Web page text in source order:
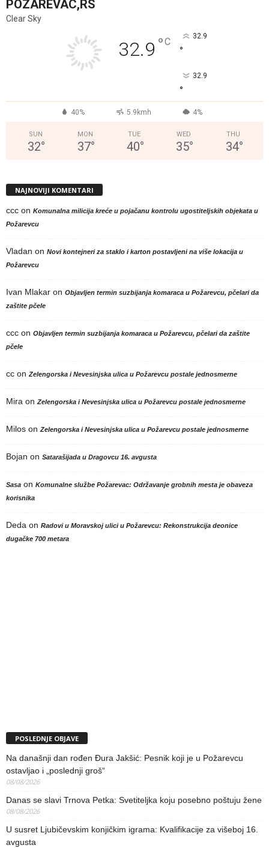
POZAREVAC,RS
Clear Sky
32.9 °C 32.9
°
32.9
°
40% 5.9kmh 4%
SUN
32°
MON
37°
TUE
40°
WED
35°
THU
34°
NAJNOVIJI KOMENTARI
ccc on Komunalna milicija kreće u pojačanu kontrolu ugostiteljskih objekata u
Požarevcu
Vladan on Novi kontejneri za staklo i karton postavljeni na više lokacija u
Požarevcu
Ivan Mlakar on Objavljen termin suzbijanja komaraca u Požarevcu, pčelari da
zaštite pčele
ccc on Objavljen termin suzbijanja komaraca u Požarevcu, pčelari da zaštite
pčele
cc on Zelengorska i Nevesinjska ulica u Požarevcu postale jednosmerne
Mira on Zelengorska i Nevesinjska ulica u Požarevcu postale jednosmerne
Milos on Zelengorska i Nevesinjska ulica u Požarevcu postale jednosmerne
Bojan on Satarašijada u Dragovcu 16. avgusta
Sasa on Komunalne službe Požarevac: Održavanje grobnih mesta je obaveza
korisnika
Deda on Radovi u Moravskoj ulici u Požarevcu: Rekonstrukcija deonice
dugačke 700 metara
POSLEDNJE OBJAVE
Na današnji dan rođen Đura Jakšić: Pesnik koji je u Požarevcu
ostavljao i „poslednji groš“
08/08/2026
Danas se slavi Trnova Petka: Svetiteljka koju posebno poštuju žene
08/08/2026
U susret Ljubičevskim konjičkim igrama: Kvalifikacije za višeboj 16.
avgusta